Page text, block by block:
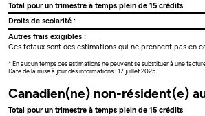
Total pour un trimestre à temps plein de 15 crédits
Droits de scolarité :
Autres frais exigibles :
Ces totaux sont des estimations qui ne prennent pas en
* En aucun temps ces estimations ne peuvent se substituer à une
Date de la mise à jour des informations : 17 juillet 2025
Canadien(ne) non-résident(e)
Total pour un trimestre à temps plein de 15 crédits